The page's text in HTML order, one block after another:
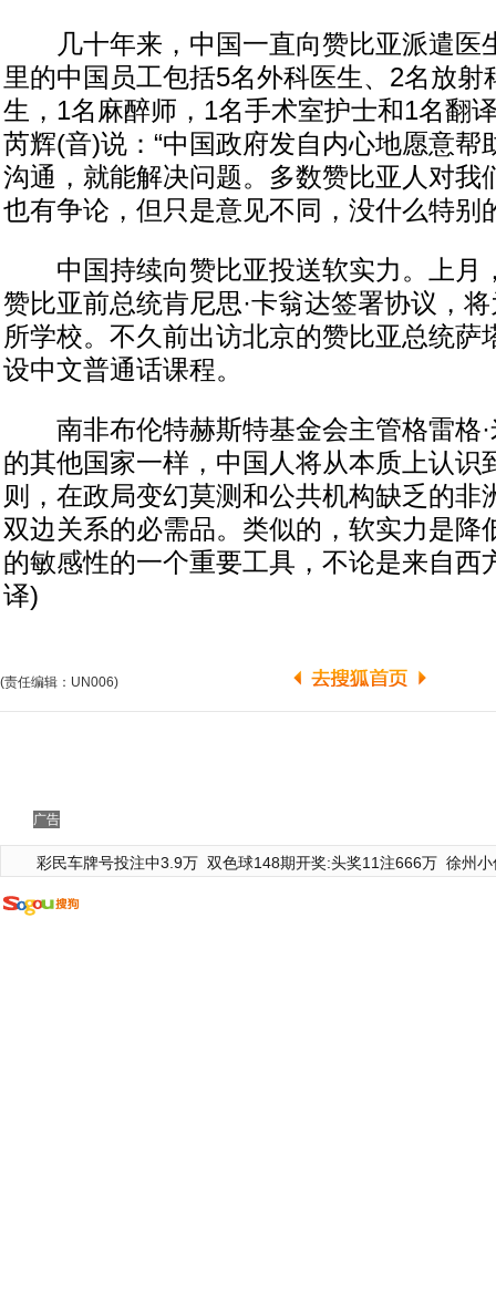
几十年来，中国一直向赞比亚派遣医
里的中国员工包括5名外科医生、2名放射
生，1名麻醉师，1名手术室护士和1名翻
芮辉(音)说：“中国政府发自内心地愿意帮
沟通，就能解决问题。多数赞比亚人对我
也有争论，但只是意见不同，没什么特别
中国持续向赞比亚投送软实力。上月
赞比亚前总统肯尼思·卡翁达签署协议，
所学校。不久前出访北京的赞比亚总统萨
设中文普通话课程。
南非布伦特赫斯特基金会主管格雷格·
的其他国家一样，中国人将从本质上认识
则，在政局变幻莫测和公共机构缺乏的非
双边关系的必需品。类似的，软实力是降
的敏感性的一个重要工具，不论是来自西
译)
(责任编辑：UN006)
广告
彩民车牌号投注中3.9万 双色球148期开奖:头奖11注666万 徐州